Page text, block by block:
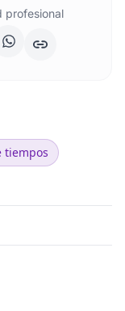
profesional
tiempos